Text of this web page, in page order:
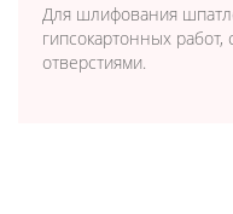
Для шлифования
гипсокартонных
отверстиями.